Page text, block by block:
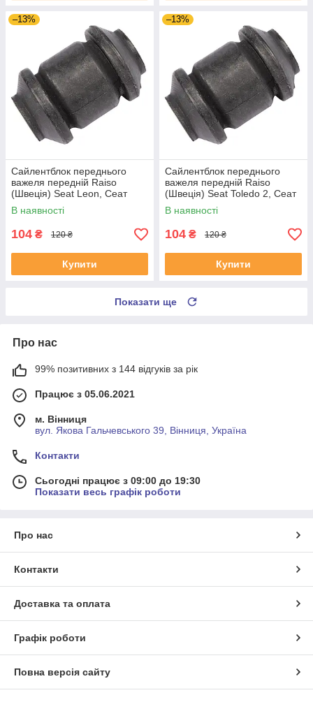
–13%
Сайлентблок переднього
важеля передній Raiso
(Швеція) Seat Leon, Сеат
Леон 99-06 #RL-1J0182V
UAYSBXG4
В наявності
104 ₴ 120 ₴
Купити
–13%
Сайлентблок переднього
важеля передній Raiso
(Швеція) Seat Toledo 2, Сеат
Толедо 2 99-06 #RL-1J0182V
UATOJRK4
В наявності
104 ₴ 120 ₴
Купити
Показати ще
Про нас
99% позитивних з 144 відгуків за рік
Працює з 05.06.2021
м. Вінниця
вул. Якова Гальчевського 39, Вінниця, Україна
Контакти
Сьогодні працює з 09:00 до 19:30
Показати весь графік роботи
Про нас
Контакти
Доставка та оплата
Графік роботи
Повна версія сайту